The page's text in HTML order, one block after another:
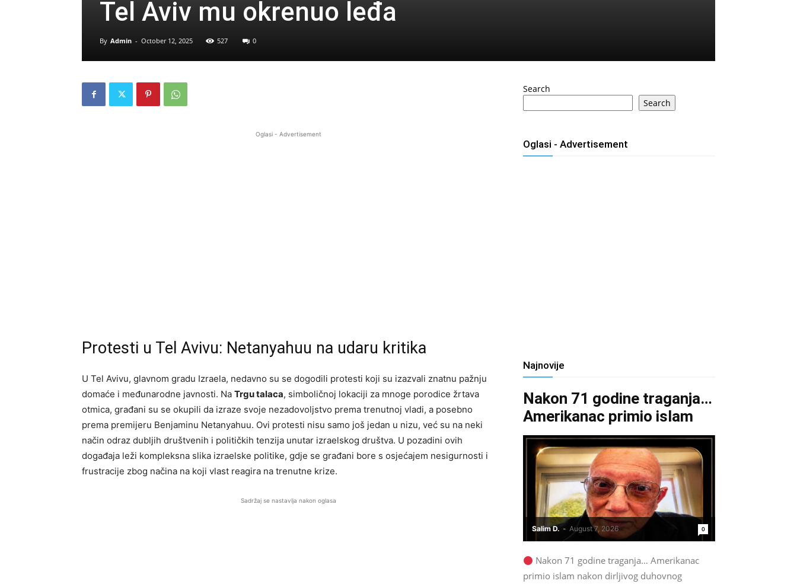
Tel Aviv mu okrenuo leđa
By Admin - October 12, 2025 527 0
Oglasi - Advertisement
Protesti u Tel Avivu: Netanyahuu na udaru kritika
U Tel Avivu, glavnom gradu Izraela, nedavno su se dogodili protesti koji su izazvali znatnu pažnju
domaće i međunarodne javnosti. Na Trgu talaca, simboličnoj lokaciji za mnoge porodice žrtava
otmica, građani su se okupili da izraze svoje nezadovoljstvo prema trenutnoj vladi, a posebno
prema premijeru Benjaminu Netanyahuu. Ovi protesti nisu samo još jedan u nizu, već su na neki
način odraz dubljih društvenih i političkih tenzija unutar izraelskog društva. U pozadini ovih
događaja leži kompleksna slika izraelske politike, gdje se građani bore s osjećajem nesigurnosti i
frustracije zbog načina na koji vlast reagira na trenutne krize.
Sadržaj se nastavlja nakon oglasa
Search
Search
Oglasi - Advertisement
Najnovije
Nakon 71 godine traganja…
Amerikanac primio islam
Salim D. - August 7, 2026 0
Nakon 71 godine traganja… Amerikanac
primio islam nakon dirljivog duhovnog